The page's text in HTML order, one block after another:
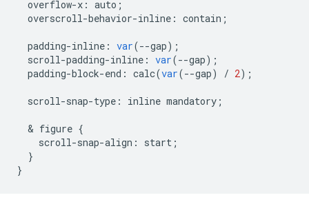
overflow-x : auto ;
overscroll-behavior-inline : contain ;
padding-inline : var(--gap);
scroll-padding-inline : var(--gap);
padding-block-end : calc(var(--gap) / 2);
scroll-snap-type : inline mandatory ;
  &
figure {
scroll-snap-align : start ;
}
}